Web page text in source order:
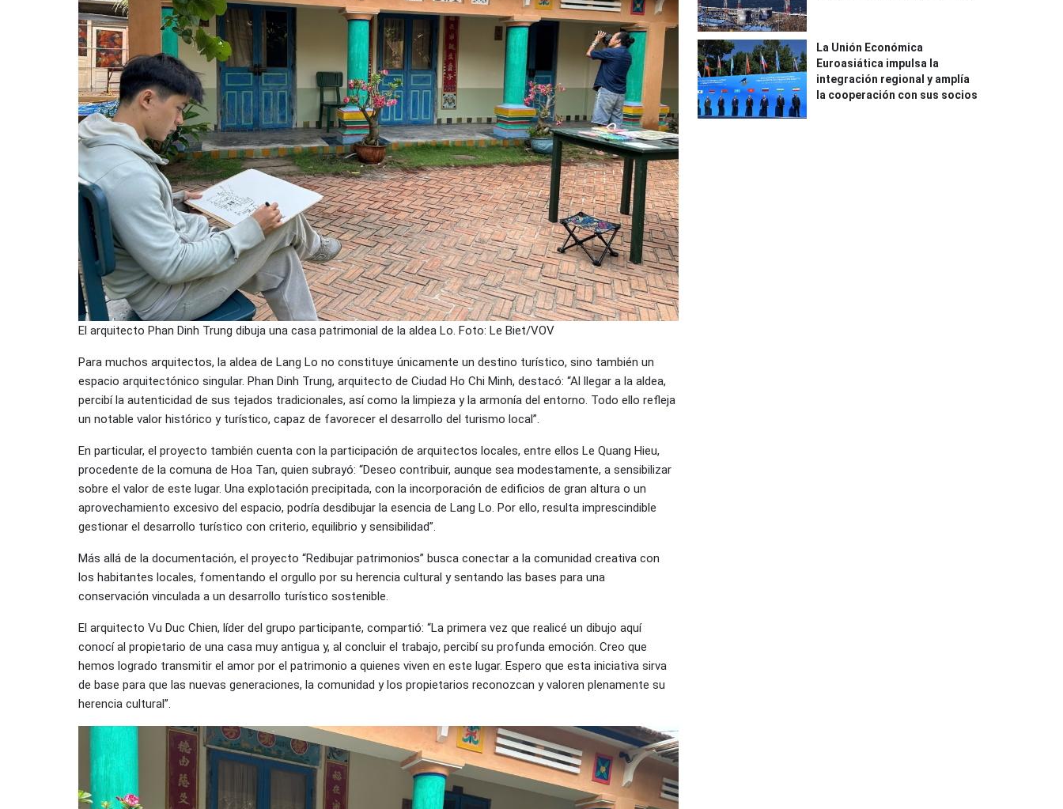
El arquitecto Phan Dinh Trung dibuja una casa patrimonial de la aldea Lo. Foto: Le Biet/VOV
Para muchos arquitectos, la aldea de Lang Lo no constituye únicamente un destino turístico, sino también un
espacio arquitectónico singular. Phan Dinh Trung, arquitecto de Ciudad Ho Chi Minh, destacó: “Al llegar a la aldea,
percibí la autenticidad de sus tejados tradicionales, así como la limpieza y la armonía del entorno. Todo ello refleja
un notable valor histórico y turístico, capaz de favorecer el desarrollo del turismo local”.
En particular, el proyecto también cuenta con la participación de arquitectos locales, entre ellos Le Quang Hieu,
procedente de la comuna de Hoa Tan, quien subrayó: “Deseo contribuir, aunque sea modestamente, a sensibilizar
sobre el valor de este lugar. Una explotación precipitada, con la incorporación de edificios de gran altura o un
aprovechamiento excesivo del espacio, podría desdibujar la esencia de Lang Lo. Por ello, resulta imprescindible
gestionar el desarrollo turístico con criterio, equilibrio y sensibilidad”.
Más allá de la documentación, el proyecto “Redibujar patrimonios” busca conectar a la comunidad creativa con
los habitantes locales, fomentando el orgullo por su herencia cultural y sentando las bases para una
conservación vinculada a un desarrollo turístico sostenible.
El arquitecto Vu Duc Chien, líder del grupo participante, compartió: “La primera vez que realicé un dibujo aquí
conocí al propietario de una casa muy antigua y, al concluir el trabajo, percibí su profunda emoción. Creo que
hemos logrado transmitir el amor por el patrimonio a quienes viven en este lugar. Espero que esta iniciativa sirva
de base para que las nuevas generaciones, la comunidad y los propietarios reconozcan y valoren plenamente su
herencia cultural”.
La Unión Económica
Euroasiática impulsa la
integración regional y amplía
la cooperación con sus socios